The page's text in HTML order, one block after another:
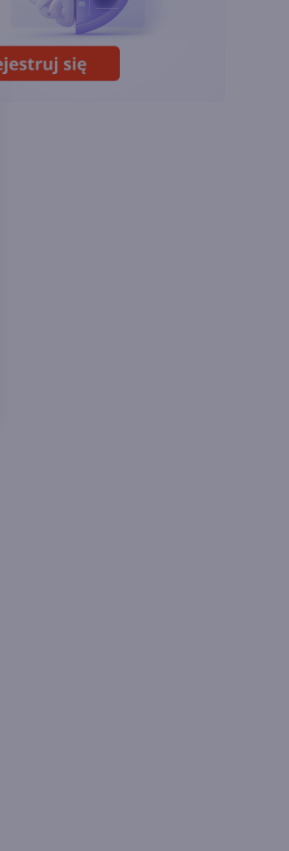
Sztuczna inteligencja
wspiera odkrycia
naukowe. OpenAI
startuje z nowym